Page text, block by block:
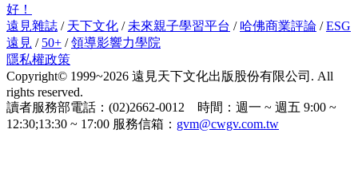
好！
遠見雜誌 / 天下文化 / 未來親子學習平台 / 哈佛商業評論 /ESG
遠見 / 50+ /領導影響力學院
隱私權政策
Copyright© 1999~2026 遠見天下文化出版股份有限公司. All
rights reserved.
讀者服務部電話：(02)2662-0012 時間：週一 ~ 週五 9:00 ~
12:30;13:30 ~ 17:00 服務信箱： gvm@cwgv.com.tw